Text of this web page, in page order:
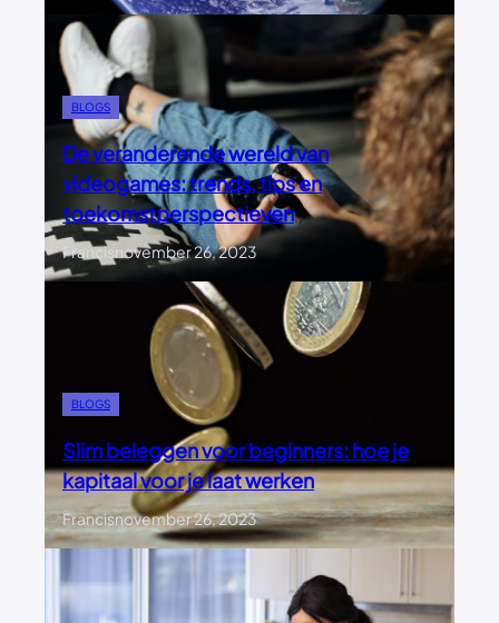
BLOGS
De veranderende wereld van
videogames: trends, tips en
toekomstperspectieven
Francisnovember 26, 2023
BLOGS
Slim beleggen voor beginners: hoe je
kapitaal voor je laat werken
Francisnovember 26, 2023